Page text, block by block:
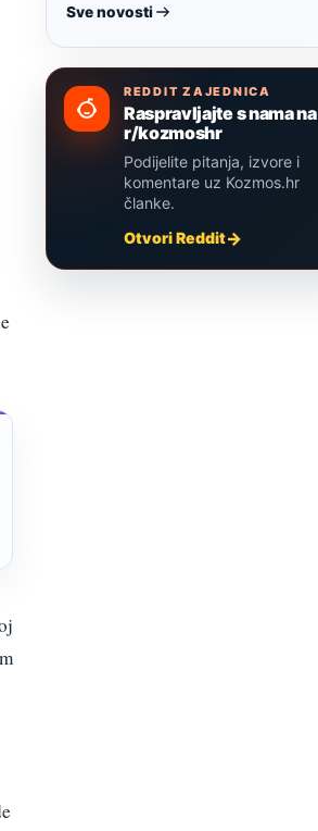
Sve novosti
REDDIT ZAJEDNICA
Raspravljajte s nama na
r/kozmoshr
Podijelite pitanja, izvore i
komentare uz Kozmos.hr
članke.
Otvori Reddit